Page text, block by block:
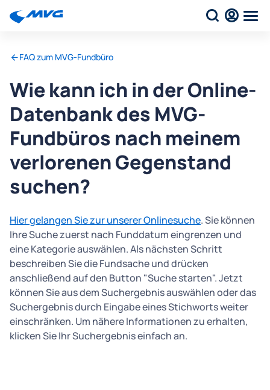
FAQ zum MVG-Fundbüro
Wie kann ich in der Online-
Datenbank des MVG-
Fundbüros nach meinem
verlorenen Gegenstand
suchen?
Hier gelangen Sie zur unserer Onlinesuche. Sie können
Ihre Suche zuerst nach Funddatum eingrenzen und
eine Kategorie auswählen. Als nächsten Schritt
beschreiben Sie die Fundsache und drücken
anschließend auf den Button "Suche starten". Jetzt
können Sie aus dem Suchergebnis auswählen oder das
Suchergebnis durch Eingabe eines Stichworts weiter
einschränken. Um nähere Informationen zu erhalten,
klicken Sie Ihr Suchergebnis einfach an.